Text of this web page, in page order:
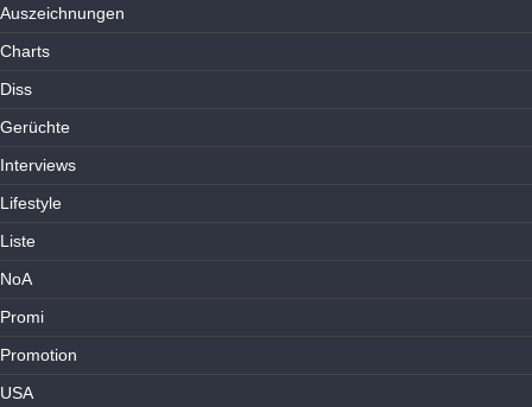
Auszeichnungen
Charts
Diss
Gerüchte
Interviews
Lifestyle
Liste
NoA
Promi
Promotion
USA